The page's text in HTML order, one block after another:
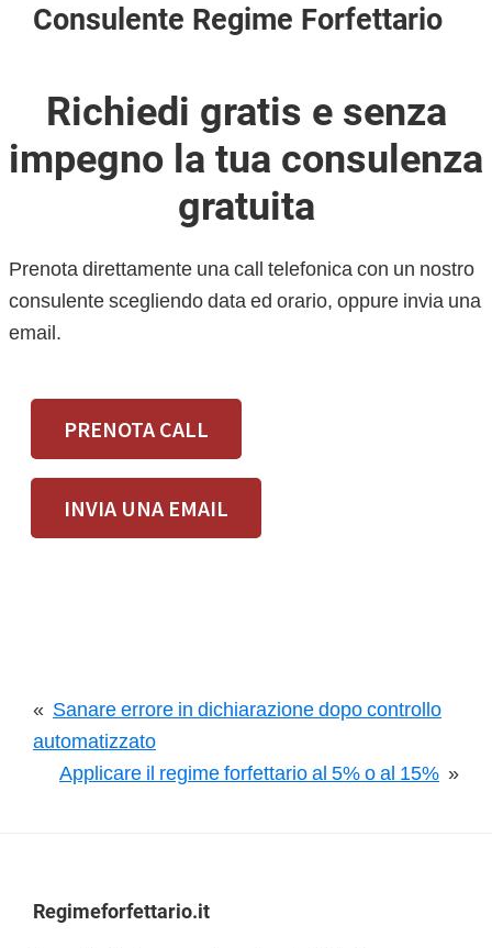
Consulente Regime Forfettario
Richiedi gratis e senza
impegno la tua consulenza
gratuita
Prenota direttamente una call telefonica con un nostro
consulente scegliendo data ed orario, oppure invia una
email.
PRENOTA CALL
INVIA UNA EMAIL
« Sanare errore in dichiarazione dopo controllo
automatizzato
Applicare il regime forfettario al 5% o al 15% »
Footer
Regimeforfettario.it